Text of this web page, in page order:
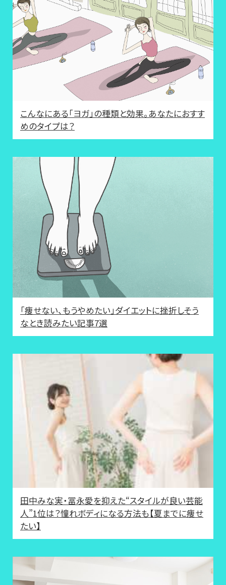
こんなにある「ヨガ」の種類と効果。あなたにおすす
めのタイプは？
「痩せない、もうやめたい」ダイエットに挫折しそう
なとき読みたい記事7選
田中みな実・冨永愛を抑えた“スタイルが良い芸能
人”1位は？憧れボディになる方法も【夏までに痩せ
たい】